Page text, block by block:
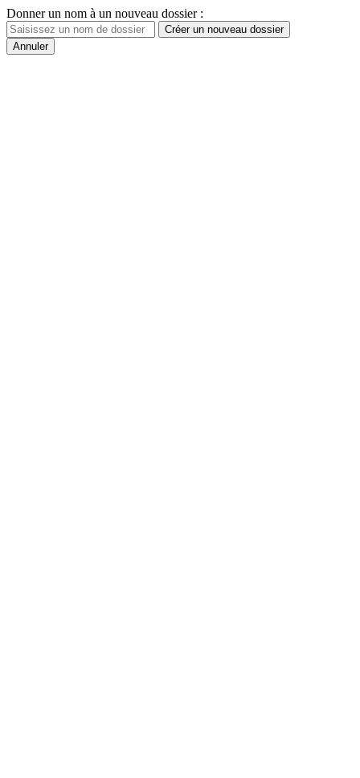
Donner un nom à un nouveau dossier :
Créer un nouveau dossier
Annuler